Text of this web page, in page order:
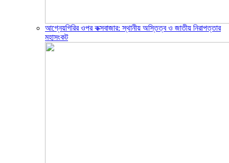
আগ্নেয়গিরির ওপর কক্সবাজার: স্থানীয় অস্তিত্ব ও জাতীয় নিরাপত্তার
মহাসংকট